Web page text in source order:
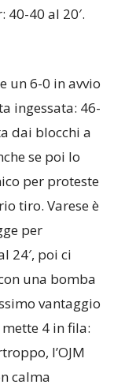
40 al 20′.
un 6-0 in avvio
ingessata: 46-
dai blocchi a
se poi lo
per proteste
tiro. Varese è
per
24′, poi ci
una bomba
vantaggio
4 in fila:
l’OJM
calma